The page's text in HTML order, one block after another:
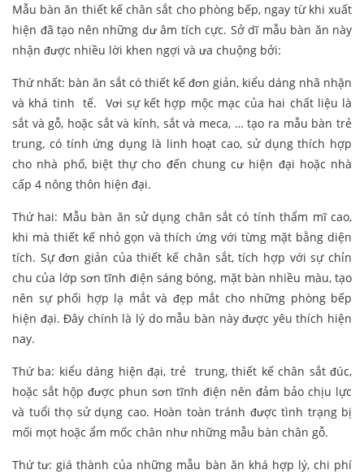
Mẫu bàn ăn thiết kế chân sắt cho phòng bếp, ngay từ khi xuất
hiện đã tạo nên những dư âm tích cực. Sở dĩ mẫu bàn ăn này
nhận được nhiều lời khen ngợi và ưa chuộng bởi:
Thứ nhất: bàn ăn sắt có thiết kế đơn giản, kiểu dáng nhã nhặn
và khá tinh tế. Vơi sự kết hợp mộc mạc của hai chất liệu là
sắt và gỗ, hoặc sắt và kính, sắt và meca, … tạo ra mẫu bàn trẻ
trung, có tính ứng dụng là linh hoạt cao, sử dụng thích hợp
cho nhà phố, biệt thự cho đến chung cư hiện đại hoặc nhà
cấp 4 nông thôn hiện đại.
Thứ hai: Mẫu bàn ăn sử dụng chân sắt có tính thẩm mĩ cao,
khi mà thiết kế nhỏ gọn và thích ứng với từng mặt bằng diện
tích. Sự đơn giản của thiết kế chân sắt, tích hợp với sự chỉn
chu của lớp sơn tĩnh điện sáng bóng, mặt bàn nhiều màu, tạo
nên sự phối hợp lạ mắt và đẹp mắt cho những phòng bếp
hiện đại. Đây chính là lý do mẫu bàn này được yêu thích hiện
nay.
Thứ ba: kiểu dáng hiện đại, trẻ trung, thiết kế chân sắt đúc,
hoặc sắt hộp được phun sơn tĩnh điện nên đảm bảo chịu lực
và tuổi thọ sử dụng cao. Hoàn toàn tránh được tình trạng bị
mối mọt hoặc ẩm mốc chân như những mẫu bàn chân gỗ.
Thứ tư: giá thành của những mẫu bàn ăn khá hợp lý, chi phí